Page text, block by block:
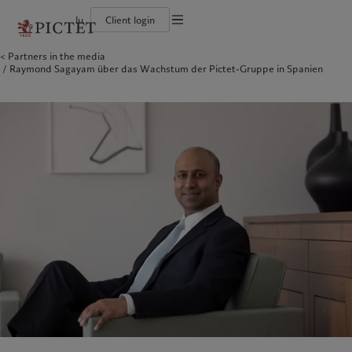
lu Client login
Die Pictet-Gruppe
Die Teilhaber der Pictet-Gruppe
Diversität, Gleichstellung und Inklusion
Karrieremöglichkeiten
Campus Pictet de Rochemont
Einzelpersonen und Familien
Finanzinstitute und Intermediäre
Wealth Management
Asset Management
Asset Services
Latest insights
Markets
Den Newsletter abonnieren
Pictet-Ansatz
Nachhaltigkeitsbericht
Grundsätze für Klimainvestments
Nachhaltigkeits-Governance
China Offshore
Hong Kong SAR
香港特别行政区
日本
Singapore|新加坡
台灣
Europa
Belgique
Israel
Die Pictet-Gruppe
Collection Pictet
Campus Pictet de Rochemont
Einzelpersonen und Familien
Finanzinstitute und Intermediäre
Institutionelle Anleger
Was wir anbieten
Partners in the media
Raymond Sagayam über das Wachstum der Pictet-Gruppe in Spanien